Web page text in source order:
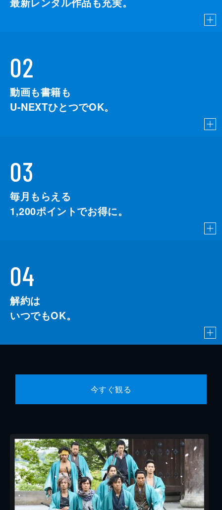
02
動画も書籍も
U-NEXTひとつでOK。
03
毎月もらえる
1,200ポイントでお得に。
04
解約は
いつでもOK。
今すぐ観る